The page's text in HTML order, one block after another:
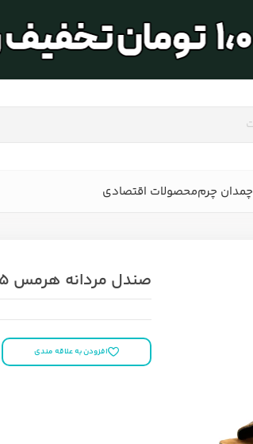
چمدان چرممحصولات اقتصادی
صندل مردانه هرمس mrc1435
افزودن به علاقه مندی